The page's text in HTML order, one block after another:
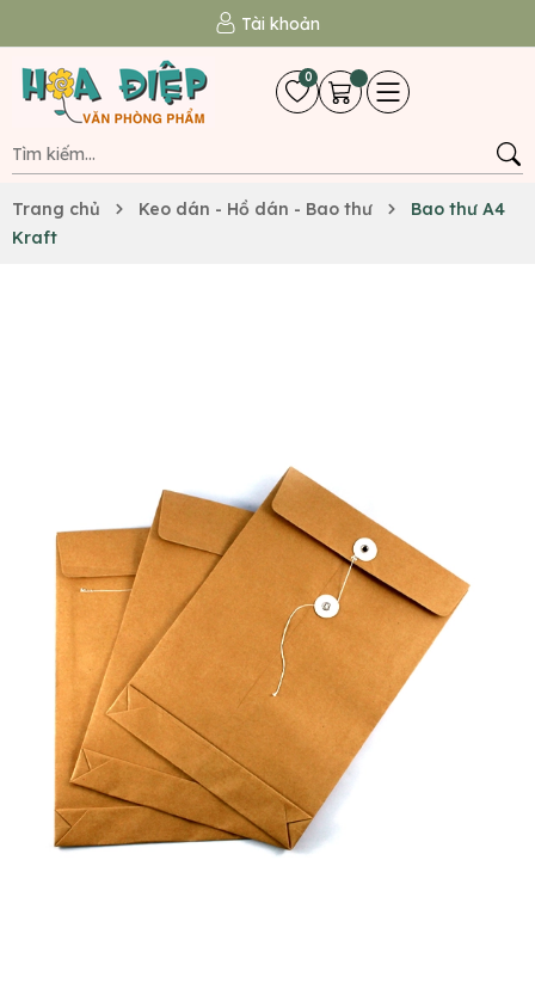
Tài khoản
0
Trang chủ Keo dán - Hồ dán - Bao thư
Bao thư A4
Kraft